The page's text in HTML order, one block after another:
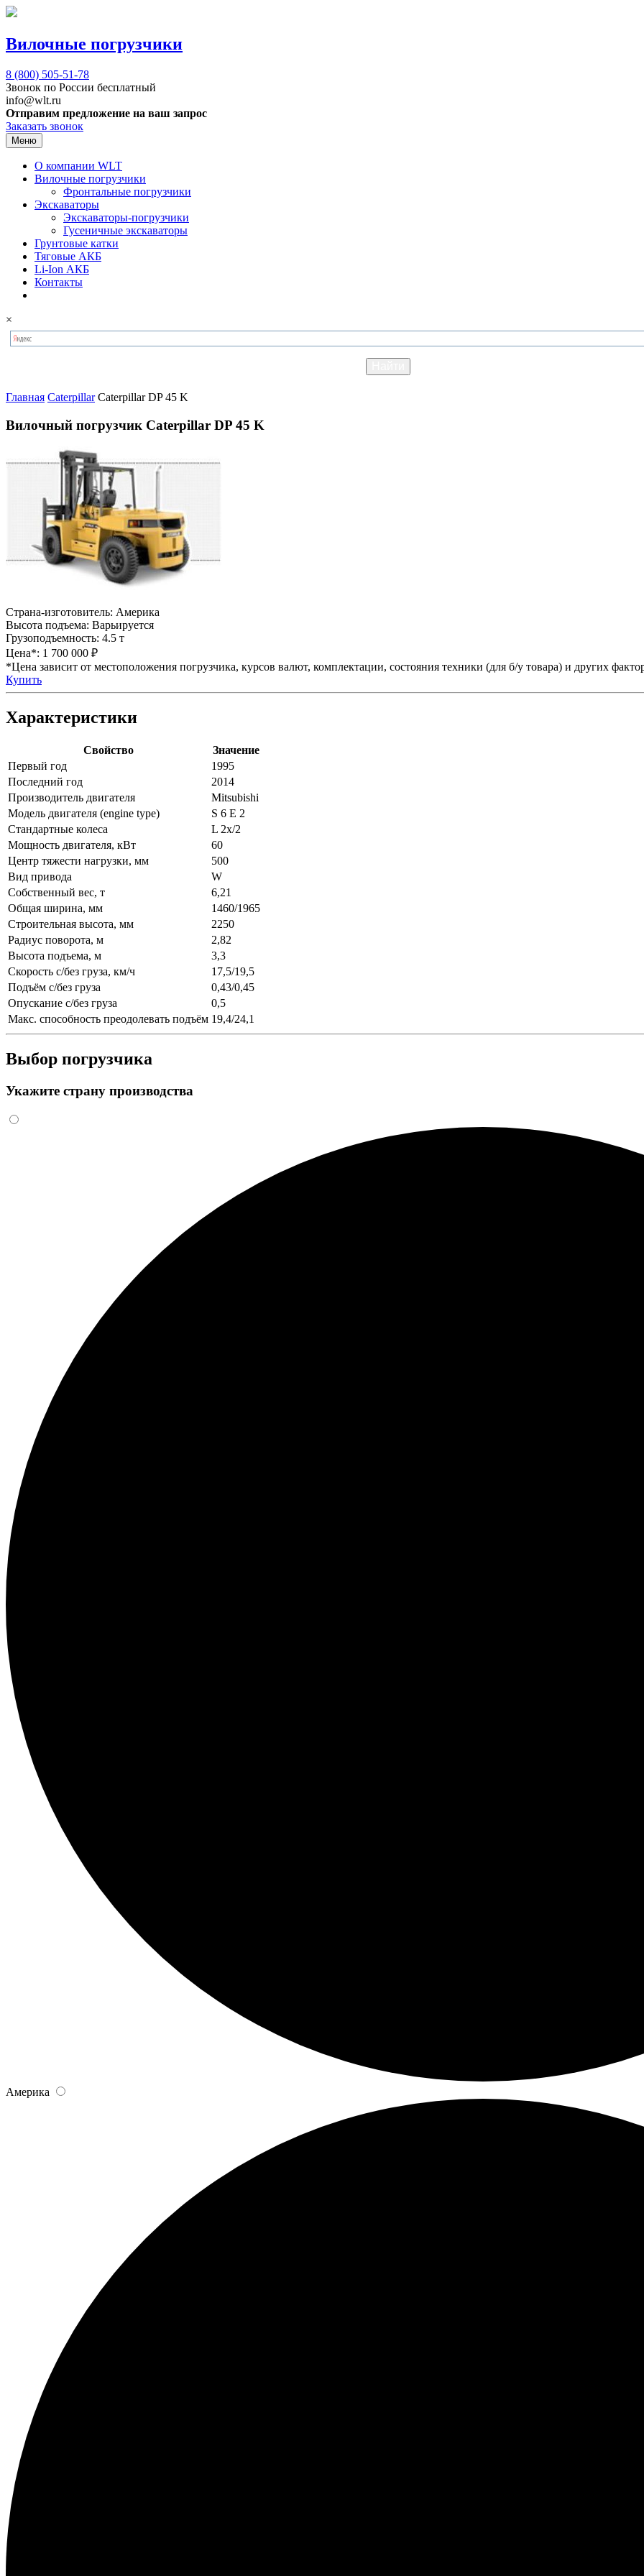
Вилочные погрузчики
8 (800) 505-51-78
Звонок по России бесплатный
info@wlt.ru
Отправим предложение на ваш запрос
Заказать звонок
Меню
О компании WLT
Вилочные погрузчики
Фронтальные погрузчики
Экскаваторы
Экскаваторы-погрузчики
Гусеничные экскаваторы
Грунтовые катки
Тяговые АКБ
Li-Ion АКБ
Контакты
×
Главная Caterpillar Caterpillar DP 45 K
Вилочный погрузчик Caterpillar DP 45 K
Страна-изготовитель: Америка
Высота подъема: Варьируется
Грузоподъемность: 4.5 т
Цена*: 1 700 000 ₽
*Цена зависит от местоположения погрузчика, курсов валют, комплектации, состояния техники (для б/у товара) и других
Купить
Характеристики
Свойство
Значение
Первый год
1995
Последний год
2014
Производитель двигателя
Mitsubishi
Модель двигателя (engine type)
S 6 E 2
Стандартные колеса
L 2x/2
Мощность двигателя, кВт
60
Центр тяжести нагрузки, мм
500
Вид привода
W
Собственный вес, т
6,21
Общая ширина, мм
1460/1965
Строительная высота, мм
2250
Радиус поворота, м
2,82
Высота подъема, м
3,3
Скорость с/без груза, км/ч
17,5/19,5
Подъём с/без груза
0,43/0,45
Опускание с/без груза
0,5
Макс. способность преодолевать подъём 19,4/24,1
Выбор погрузчика
Укажите страну производства
Америка